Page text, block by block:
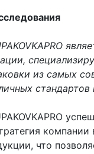
из самых
стандартов
что